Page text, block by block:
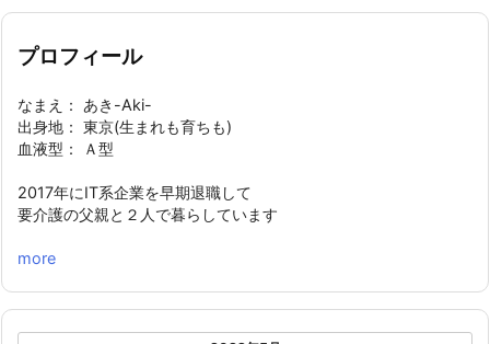
プロフィール
なまえ： あき-Aki-
出身地： 東京(生まれも育ちも)
血液型： Ａ型
2017年にIT系企業を早期退職して
要介護の父親と２人で暮らしています
more